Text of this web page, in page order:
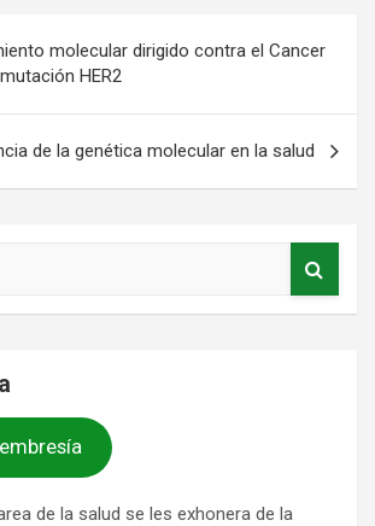
molecular dirigido contra el Cancer
HER2
de la genética molecular en la salud
de la salud se les exhonera de la